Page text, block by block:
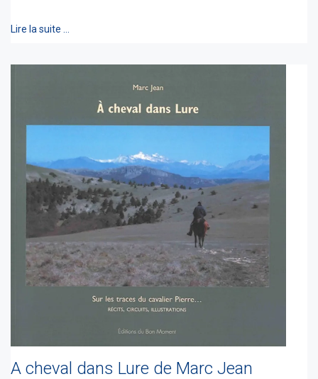
Lire la suite …
A cheval dans Lure de Marc Jean